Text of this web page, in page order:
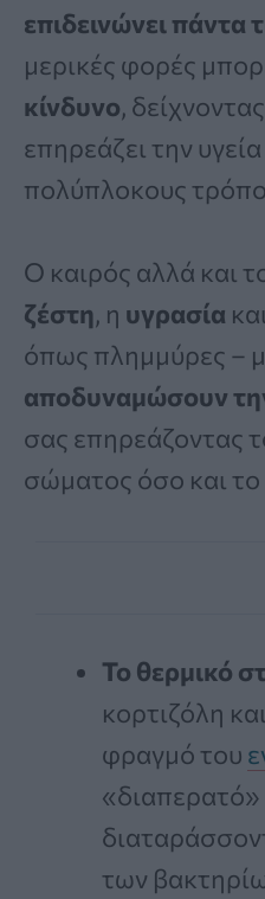
επιδεινώνει πάντα
μερικές φορές
κίνδυνο,
επηρεάζει την
πολύπλοκους
Ο καιρός αλλά και
ζέστη, η υγρασία
όπως πλημμύρες –
αποδυναμώσουν
σας επηρεάζοντας
σώματος όσο και το
Το θερμικό
κορτιζόλη
φραγμό του
«διαπερατό»
των